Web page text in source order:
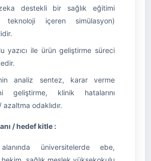
destekli bir sağlık eğitimi
teknoloji içeren simülasyon)
yazıcı ile ürün geliştirme süreci
analiz sentez, karar verme
geliştirme, klinik hatalarını
azaltma odaklıdır.
/ hedef kitle :
üniversitelerde ebe,